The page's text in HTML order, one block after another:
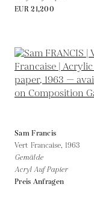
EUR 21,200
Sam Francis
Vert Francaise, 1963
Gemälde
Acryl Auf Papier
Preis Anfragen